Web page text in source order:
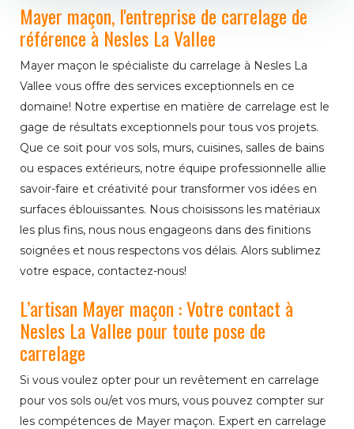
Mayer maçon, l'entreprise de carrelage de
référence à Nesles La Vallee
Mayer maçon le spécialiste du carrelage à Nesles La
Vallee vous offre des services exceptionnels en ce
domaine! Notre expertise en matière de carrelage est le
gage de résultats exceptionnels pour tous vos projets.
Que ce soit pour vos sols, murs, cuisines, salles de bains
ou espaces extérieurs, notre équipe professionnelle allie
savoir-faire et créativité pour transformer vos idées en
surfaces éblouissantes. Nous choisissons les matériaux
les plus fins, nous nous engageons dans des finitions
soignées et nous respectons vos délais. Alors sublimez
votre espace, contactez-nous!
L’artisan Mayer maçon : Votre contact à
Nesles La Vallee pour toute pose de
carrelage
Si vous voulez opter pour un revêtement en carrelage
pour vos sols ou/et vos murs, vous pouvez compter sur
les compétences de Mayer maçon. Expert en carrelage